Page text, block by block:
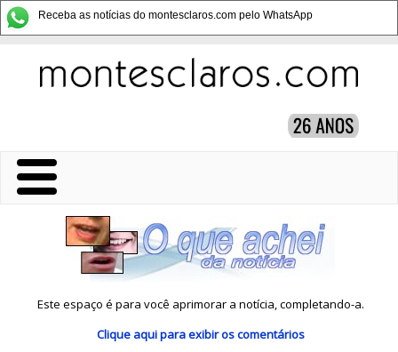
Receba as notícias do montesclaros.com pelo WhatsApp
Este espaço é para você aprimorar a notícia, completando-a.
Clique aquipara exibir os comentários